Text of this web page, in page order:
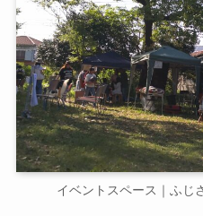
イベントスペース｜ふじ